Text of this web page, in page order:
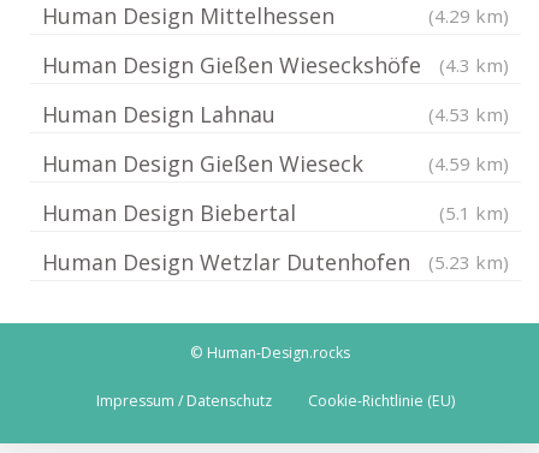
Human Design Mittelhessen (4.29 km)
Human Design Gießen Wieseckshöfe (4.3 km)
Human Design Lahnau (4.53 km)
Human Design Gießen Wieseck (4.59 km)
Human Design Biebertal (5.1 km)
Human Design Wetzlar Dutenhofen (5.23 km)
© Human-Design.rocks
Impressum / Datenschutz Cookie-Richtlinie (EU)